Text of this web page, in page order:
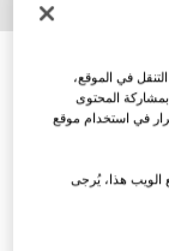
في الموقع،
المحتوى
في استخدام موقع
الويب هذا، يُرجى